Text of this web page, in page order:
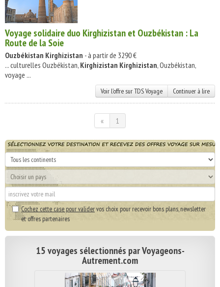
Voyage solidaire duo Kirghizistan et Ouzbékistan : La
Route de la Soie
Ouzbékistan Kirghizistan - à partir de 3290 €
... culturelles Ouzbékistan, Kirghizistan Kirghizistan, Ouzbékistan,
voyage ...
Voir l'offre sur TDS Voyage Continuer à lire
« 1
Cochez cette case pour validervos choix pour recevoir bons plans, newsletter
et offres partenaires
15 voyages sélectionnés par Voyageons-
Autrement.com